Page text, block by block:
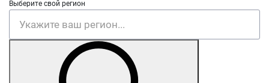
Выберите свой регион